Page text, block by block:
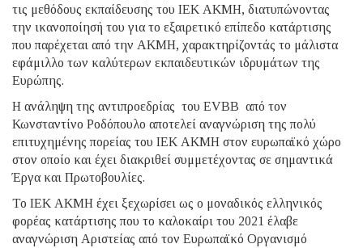
τις μεθόδους εκπαίδευσης του ΙΕΚ ΑΚΜΗ, διατυπώνοντας
την ικανοποίησή του για το εξαιρετικό επίπεδο κατάρτισης
που παρέχεται από την ΑΚΜΗ, χαρακτηρίζοντάς το μάλιστα
εφάμιλλο των καλύτερων εκπαιδευτικών ιδρυμάτων της
Ευρώπης.
Η ανάληψη της αντιπροεδρίας του EVBB από τον
Κωνσταντίνο Ροδόπουλο αποτελεί αναγνώριση της πολύ
επιτυχημένης πορείας του ΙΕΚ ΑΚΜΗ στον ευρωπαϊκό χώρο
στον οποίο και έχει διακριθεί συμμετέχοντας σε σημαντικά
Έργα και Πρωτοβουλίες.
Το ΙΕΚ ΑΚΜΗ έχει ξεχωρίσει ως ο μοναδικός ελληνικός
φορέας κατάρτισης που το καλοκαίρι του 2021 έλαβε
αναγνώριση Αριστείας από τον Ευρωπαϊκό Οργανισμό